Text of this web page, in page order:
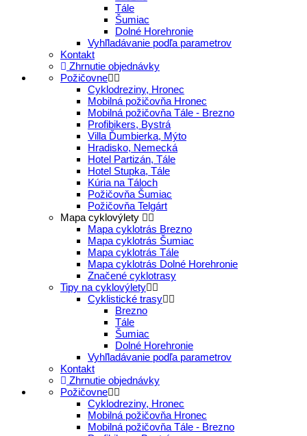
Tále
Šumiac
Dolné Horehronie
Vyhľladávanie podľa parametrov
Kontakt
Zhrnutie objednávky
Požičovne
Cyklodreziny, Hronec
Mobilná požičovňa Hronec
Mobilná požičovňa Tále - Brezno
Profibikers, Bystrá
Villa Ďumbierka, Mýto
Hradisko, Nemecká
Hotel Partizán, Tále
Hotel Stupka, Tále
Kúria na Táloch
Požičovňa Šumiac
Požičovňa Telgárt
Mapa cyklovýlety
Mapa cyklotrás Brezno
Mapa cyklotrás Šumiac
Mapa cyklotrás Tále
Mapa cyklotrás Dolné Horehronie
Značené cyklotrasy
Tipy na cyklovýlety
Cyklistické trasy
Brezno
Tále
Šumiac
Dolné Horehronie
Vyhľladávanie podľa parametrov
Kontakt
Zhrnutie objednávky
Požičovne
Cyklodreziny, Hronec
Mobilná požičovňa Hronec
Mobilná požičovňa Tále - Brezno